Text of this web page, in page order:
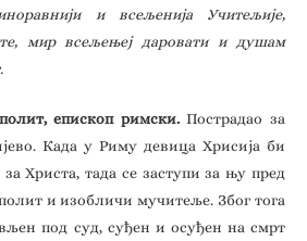
и всељенија Учитељије,
мир всељењеј даровати и душам
епископ римски.Пострадао за
Када у Риму девица Хрисија би
Христа, тада се заступи за њу пред
и изобличи мучитеље. Због тога
под суд, суђен и осуђен на смрт